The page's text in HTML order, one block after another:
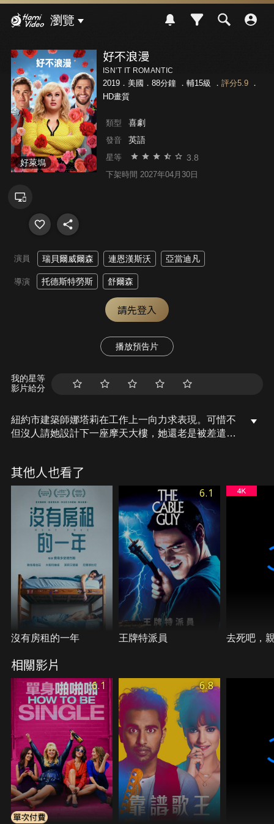
瀏覽
好萊塢
好不浪漫
ISN’T IT ROMANTIC
2019．美國．88分鐘 ． 輔15級 ． 評分5.9．
HD畫質
類型 喜劇
發音 英語
星等 3.8
下架時間 2027年04月30日
演員 瑞貝爾威爾森 連恩漢斯沃 亞當迪凡
導演 托德斯特勞斯 舒爾森
請先登入
播放預告片
我的星等
影片給分
紐約市建築師娜塔莉在工作上一向力求表現。可惜不
但沒人請她設計下一座摩天大樓，她還老是被差遣做
發現她的噩夢竟然成真：她的人生變成了一齣浪漫喜
劇，而且女主角不是別人，正是她自己。
其他人也看了
沒有房租的一年
6.1
王牌特派員 去死吧，
相關影片
6.1 6.8